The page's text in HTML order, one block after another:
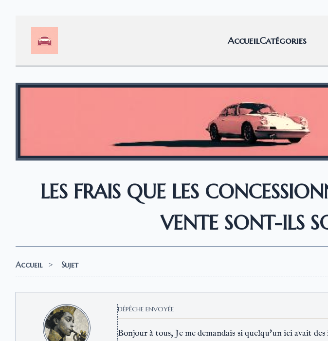
AccueilCatégories
LES FRAIS QUE LES
VENTE SONT-ILS
Accueil > Sujet
DÉPÊCHE ENVOYÉE
Bonjour à tous, Je me demandais si quelqu'un ici avait